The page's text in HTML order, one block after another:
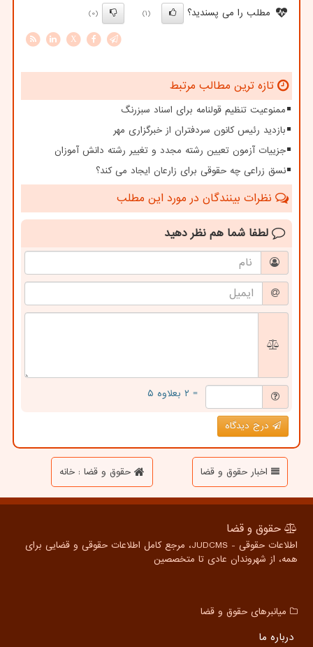
مطلب را می پسندید؟
(1)
(0)
X
تازه ترین مطالب مرتبط
ممنوعیت تنظیم قولنامه برای اسناد سبزرنگ
بازدید رئیس کانون سردفتران از خبرگزاری مهر
جزییات آزمون تعیین رشته مجدد و تغییر رشته دانش آموزان
نسق زراعی چه حقوقی برای زارعان ایجاد می کند؟
نظرات بینندگان در مورد این مطلب
لطفا شما هم نظر دهید
= ۲ بعلاوه ۵
درج دیدگاه
اخبار حقوق و قضا حقوق و قضا : خانه
حقوق و قضا
اطلاعات حقوقی - JUDCMS، مرجع کامل اطلاعات حقوقی و قضایی برای
همه، از شهروندان عادی تا متخصصین
میانبرهای حقوق و قضا
درباره ما